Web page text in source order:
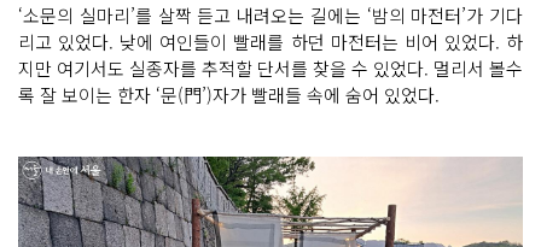
‘소문의 실마리’를 살짝 듣고 내려오는 길에는 ‘밤의 마전터’가 기다
리고 있었다. 낮에 여인들이 빨래를 하던 마전터는 비어 있었다. 하
지만 여기서도 실종자를 추적할 단서를 찾을 수 있었다. 멀리서 볼수
록 잘 보이는 한자 ‘문(門’)자가 빨래들 속에 숨어 있었다.